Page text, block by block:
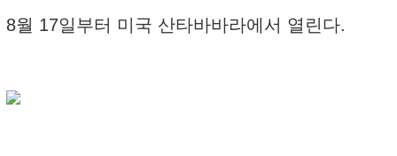
8월 17일부터 미국 산타바바라에서 열린다.